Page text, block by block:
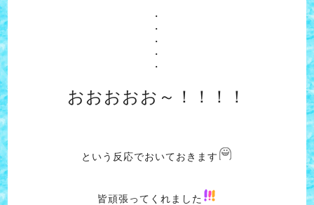
・
・
・
・
・
おおおおお～！！！！
という反応でおいておきます
皆頑張ってくれました